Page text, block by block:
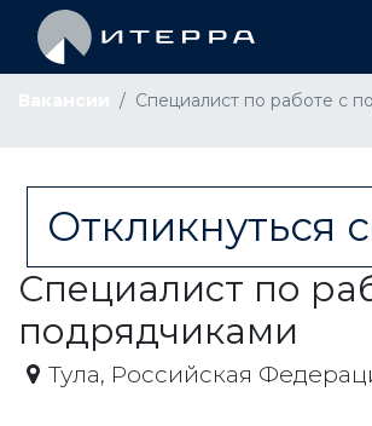
Специалист по работе с
Откликнуться
Специалист по
подрядчиками
Тула, Российская